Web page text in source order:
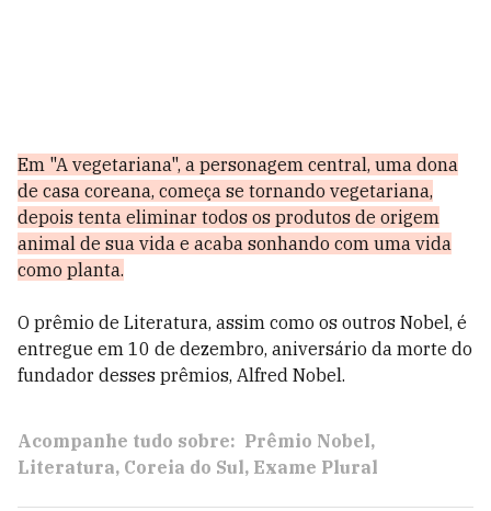
Em "A vegetariana", a personagem central, uma dona
de casa coreana, começa se tornando vegetariana,
depois tenta eliminar todos os produtos de origem
animal de sua vida e acaba sonhando com uma vida
como planta.
O prêmio de Literatura, assim como os outros Nobel, é
entregue em 10 de dezembro, aniversário da morte do
fundador desses prêmios, Alfred Nobel.
Acompanhe tudo sobre: Prêmio Nobel
Literatura Coreia do Sul Exame Plural